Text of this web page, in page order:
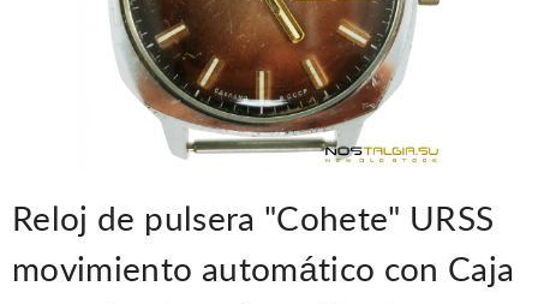
Reloj de pulsera "Cohete" URSS
movimiento automático con Caja